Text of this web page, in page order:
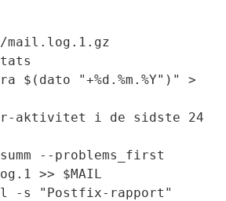
mail.log.1.gz
$(dato "+%d.%m.%Y")" >
aktivitet i de sidste 24
--problems_first
>> $MAIL